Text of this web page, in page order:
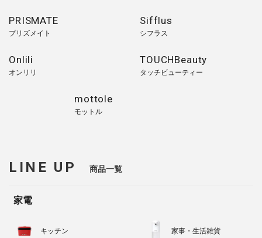
PRISMATE
プリズメイト
Sifflus
シフラス
Onlili
オンリリ
TOUCHBeauty
タッチビューティー
mottole
モットル
LINE UP 商品一覧
家電
キッチン 家事・生活雑貨